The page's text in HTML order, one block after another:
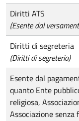
Diritti ATS
(Esente dal
Diritti di segreteria
(Diritti di segreteria)
Esente dal
quanto Ente
religiosa,
Associazione senza